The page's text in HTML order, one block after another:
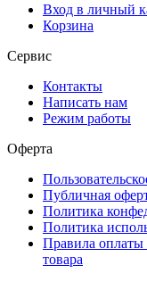
Вход в личный
Корзина
Сервис
Контакты
Написать нам
Режим работы
Оферта
Публичная
Политика
Политика
Правила оплаты
товара